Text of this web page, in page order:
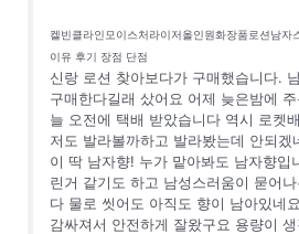
켈빈클라인모이스처라이저올인원화장품로션남자
이유 후기 장점 단점
신랑 로션 찾아보다가 구매했습니다.
구매한다길래 샀어요 어제 늦은밤에
늘 오전에 택배 받았습니다 역시 로켓
저도 발라볼까하고 발라봤는데 안되겠
이 딱 남자향! 누가 맡아봐도 남자향입
린거 같기도 하고 남성스러움이 묻어
다 물로 씻어도 아직도 향이 남아있네
감싸져서 안전하게 잘왔구요 용량이